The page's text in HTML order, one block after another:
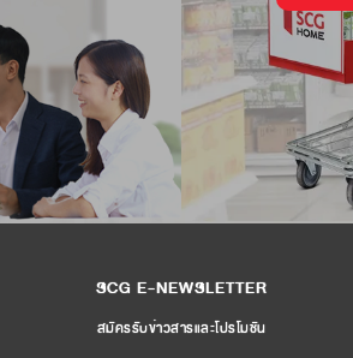
SCG E-NEWSLETTER
สมัครรับข่าวสารและโปรโมชัน